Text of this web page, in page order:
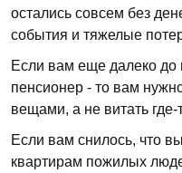
остались совсем без
события и тяжелые
Если вам еще далеко до
пенсионер - то вам
вещами, а не витать где-
Если вам снилось, что
квартирам пожилых